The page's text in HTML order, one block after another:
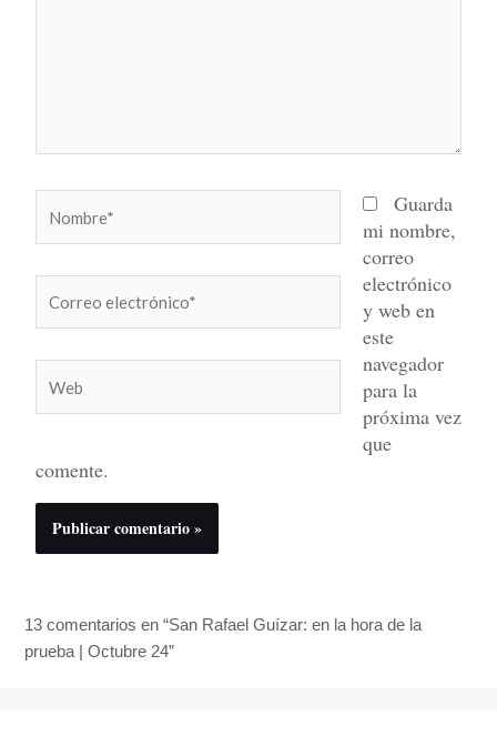
electrónico*
Guarda
mi nombre,
correo
electrónico
y web en
este
navegador
para la
próxima vez
que
comente.
13 comentarios en “San Rafael Guízar: en la hora de la
prueba | Octubre 24”